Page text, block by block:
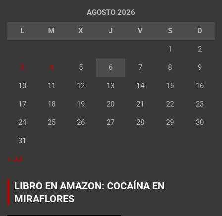
AGOSTO 2026
L M X J V S D
1 2
3 4 5 6 7 8 9
10 11 12 13 14 15 16
17 18 19 20 21 22 23
24 25 26 27 28 29 30
31
« Jul
LIBRO EN AMAZON: COCAÍNA EN
MIRAFLORES